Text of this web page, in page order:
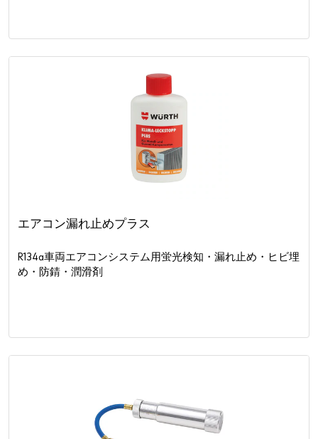
エアコン漏れ止めプラス
R134a車両エアコンシステム用蛍光検知・漏れ止め・ヒビ埋
め・防錆・潤滑剤